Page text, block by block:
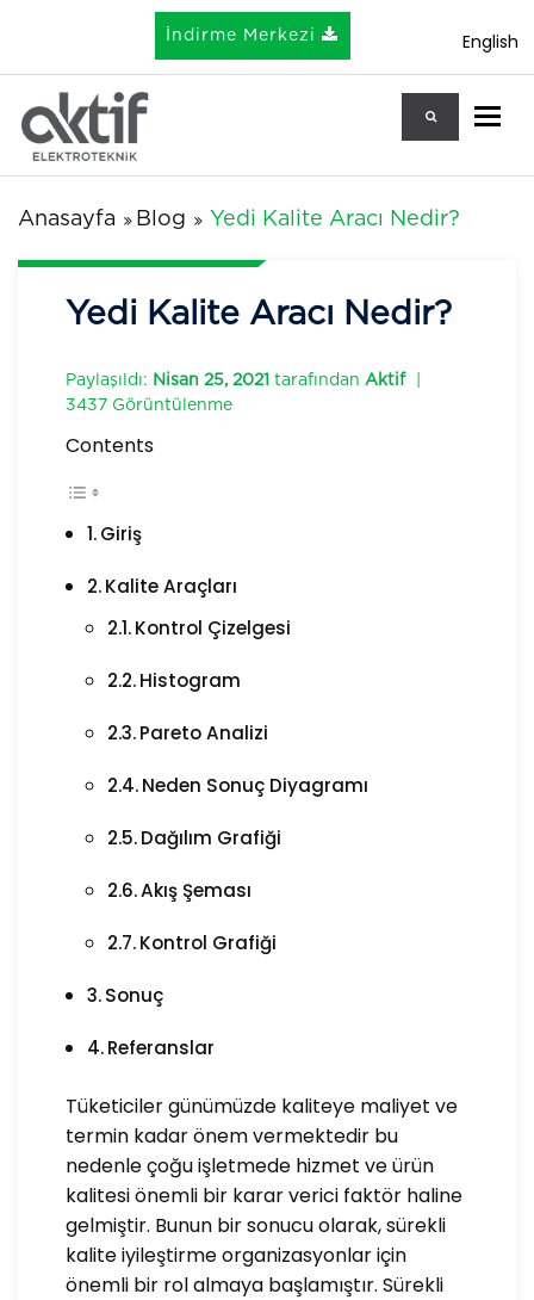
İndirme Merkezi English
Anasayfa Blog Yedi Kalite Aracı Nedir?
Yedi Kalite Aracı Nedir?
Paylaşıldı: Nisan 25, 2021 tarafından Aktif
3437 Görüntülenme
Contents
Giriş
Kalite Araçları
Kontrol Çizelgesi
Histogram
Pareto Analizi
Neden Sonuç Diyagramı
Dağılım Grafiği
Akış Şeması
Kontrol Grafiği
Sonuç
Referanslar
Tüketiciler günümüzde kaliteye maliyet ve
termin kadar önem vermektedir bu
nedenle çoğu işletmede hizmet ve ürün
kalitesi önemli bir karar verici faktör haline
gelmiştir. Bunun bir sonucu olarak, sürekli
kalite iyileştirme organizasyonlar için
önemli bir rol almaya başlamıştır. Sürekli